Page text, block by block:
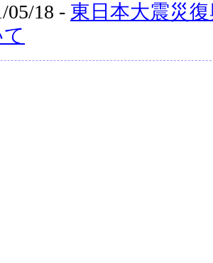
05/18 - 東日本大震災